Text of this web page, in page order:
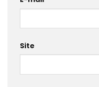
Site